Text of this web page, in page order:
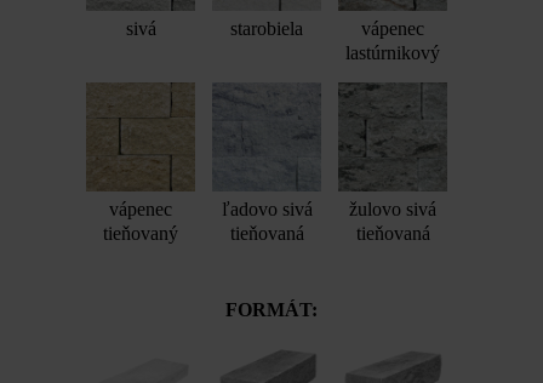
sivá starobiela
vápenec
lastúrnikový
vápenec
tieňovaný
ľadovo sivá
tieňovaná
žulovo sivá
tieňovaná
FORMÁT: